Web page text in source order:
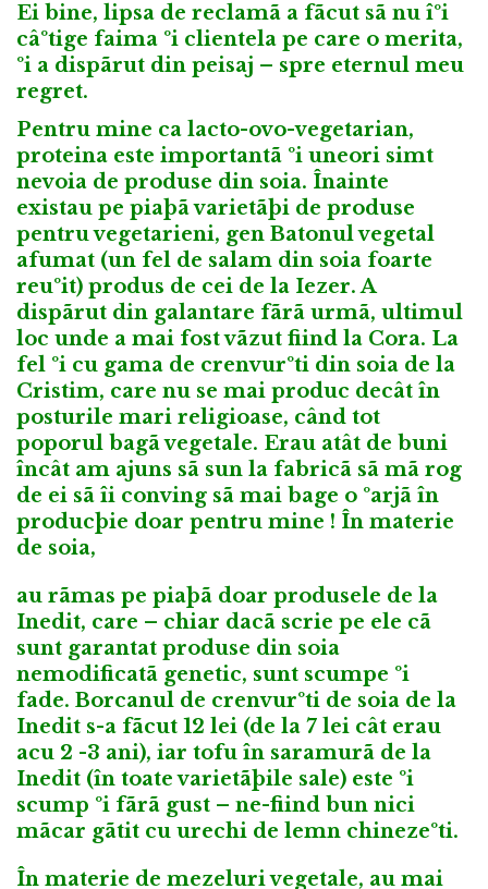
Ei bine, lipsa de reclamã a fãcut sã nu îºi
câºtige faima ºi clientela pe care o merita,
ºi a dispãrut din peisaj – spre eternul meu
regret.
Pentru mine ca lacto-ovo-vegetarian,
proteina este importantã ºi uneori simt
nevoia de produse din soia. Înainte
existau pe piaþã varietãþi de produse
pentru vegetarieni, gen Batonul vegetal
afumat (un fel de salam din soia foarte
reuºit) produs de cei de la Iezer. A
dispãrut din galantare fãrã urmã, ultimul
loc unde a mai fost vãzut fiind la Cora. La
fel ºi cu gama de crenvurºti din soia de la
Cristim, care nu se mai produc decât în
posturile mari religioase, când tot
poporul bagã vegetale. Erau atât de buni
încât am ajuns sã sun la fabricã sã mã rog
de ei sã îi conving sã mai bage o ºarjã în
producþie doar pentru mine ! În materie
de soia,
au rãmas pe piaþã doar produsele de la
Inedit, care – chiar dacã scrie pe ele cã
sunt garantat produse din soia
nemodificatã genetic, sunt scumpe ºi
fade. Borcanul de crenvurºti de soia de la
Inedit s-a fãcut 12 lei (de la 7 lei cât erau
acu 2 -3 ani), iar tofu în saramurã de la
Inedit (în toate varietãþile sale) este ºi
scump ºi fãrã gust – ne-fiind bun nici
mãcar gãtit cu urechi de lemn chinezeºti.
În materie de mezeluri vegetale, au mai